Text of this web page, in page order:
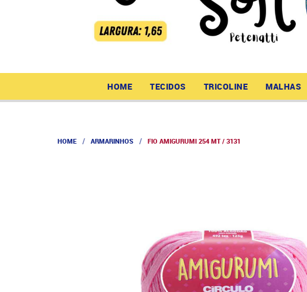
HOME TECIDOS TRICOLINE MALHAS
HOME ARMARINHOS FIO AMIGURUMI 254 MT / 3131